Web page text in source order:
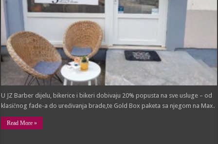
U JZ Barber dijelu, bikerice i bikeri dobivaju 20% popusta na sve usluge – od
klasičnog fade-a do uređivanja brade,te Gold Box paketa sa njegom na Max.
Read More »